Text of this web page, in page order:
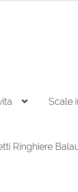
Scale
Ringhiere